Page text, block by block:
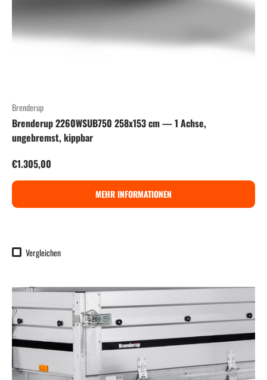
Brenderup
Brenderup 2260WSUB750 258x153 cm — 1 Achse,
ungebremst, kippbar
Normaler Preis
€1.305,00
MEHR INFORMATIONEN
Vergleichen